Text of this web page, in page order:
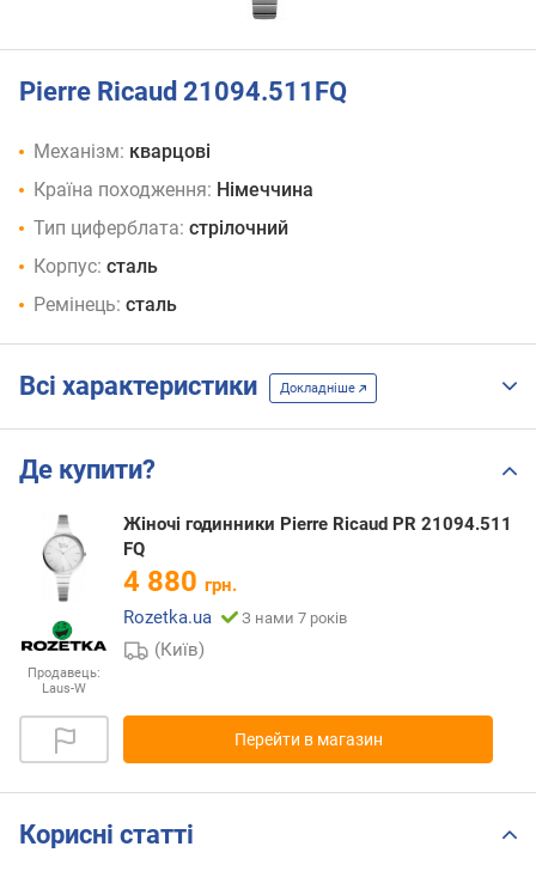
Pierre Ricaud 21094.511FQ
Механізм: кварцові
Країна походження: Німеччина
Тип циферблата: стрілочний
Корпус: сталь
Ремінець: сталь
Всі характеристики Докладніше
Де купити?
Продавець:
Laus-W
Жіночі годинники Pierre Ricaud PR 21094.511
FQ
4 880 грн.
Rozetka.ua
З нами 7 років
(Київ)
Перейти в магазин
Корисні статті